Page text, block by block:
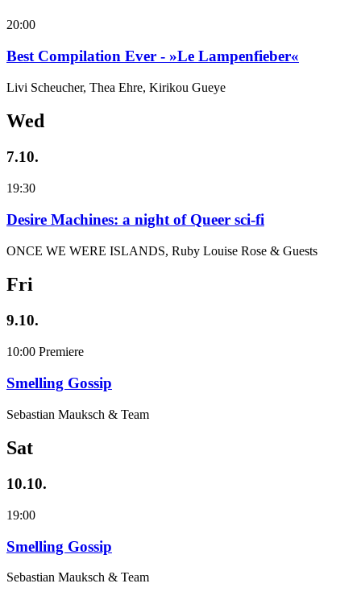
20:00
Best Compilation Ever - »Le Lampenfieber«
Livi Scheucher, Thea Ehre, Kirikou Gueye
Wed
7.10.
19:30
Desire Machines: a night of Queer sci-fi
ONCE WE WERE ISLANDS, Ruby Louise Rose & Guests
Fri
9.10.
10:00 Premiere
Smelling Gossip
Sebastian Mauksch & Team
Sat
10.10.
19:00
Smelling Gossip
Sebastian Mauksch & Team